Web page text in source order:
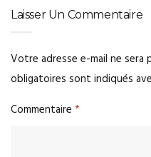
Laisser Un Commentaire
Votre adresse e-mail ne sera
obligatoires sont indiqués
Commentaire *